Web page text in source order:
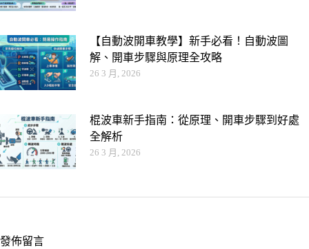
【自動波開車教學】新手必看！自動波圖
解、開車步驟與原理全攻略
26 3 月, 2026
棍波車新手指南：從原理、開車步驟到好處
全解析
26 3 月, 2026
發佈留言